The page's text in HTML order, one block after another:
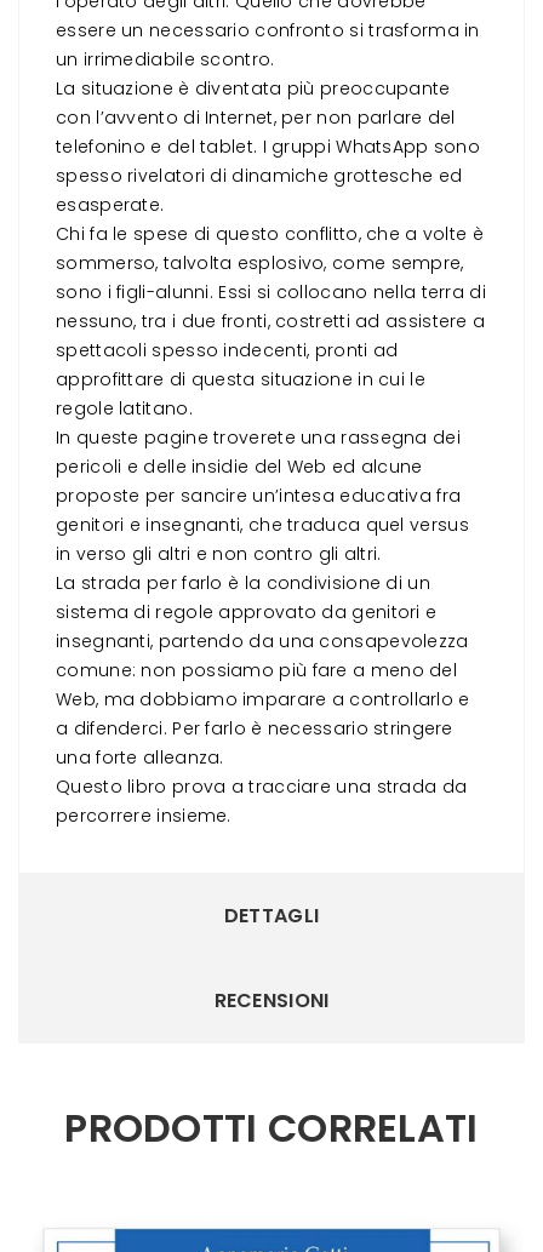
essere un necessario confronto si trasforma in
un irrimediabile scontro.
La situazione è diventata più preoccupante
con l’avvento di Internet, per non parlare del
telefonino e del tablet. I gruppi WhatsApp sono
spesso rivelatori di dinamiche grottesche ed
esasperate.
Chi fa le spese di questo conflitto, che a volte è
sommerso, talvolta esplosivo, come sempre,
sono i figli-alunni. Essi si collocano nella terra di
nessuno, tra i due fronti, costretti ad assistere a
spettacoli spesso indecenti, pronti ad
approfittare di questa situazione in cui le
regole latitano.
In queste pagine troverete una rassegna dei
pericoli e delle insidie del Web ed alcune
proposte per sancire un’intesa educativa fra
genitori e insegnanti, che traduca quelversus
in verso gli altri e non contro gli altri.
La strada per farlo è la condivisione di un
sistema di regole approvato da genitori e
insegnanti, partendo da una consapevolezza
comune: non possiamo più fare a meno del
Web, ma dobbiamo imparare a controllarlo e
a difenderci. Per farlo è necessario stringere
una forte alleanza.
Questo libro prova a tracciare una strada da
percorrere insieme.
DETTAGLI
RECENSIONI
PRODOTTI CORRELATI